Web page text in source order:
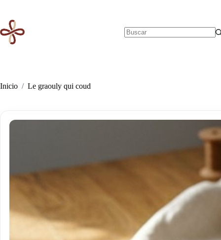
contenido
Inicio / Le graouly qui coud